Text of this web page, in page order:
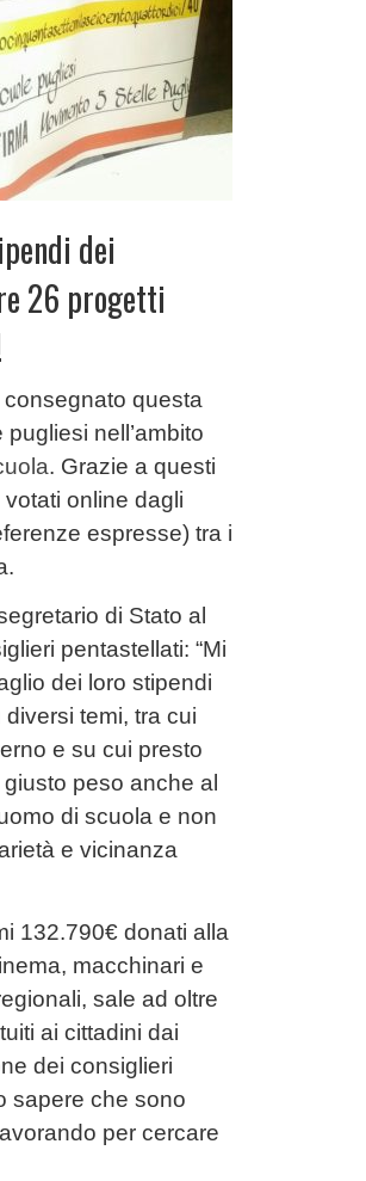
dei
26 progetti
questa
nell’ambito
. Grazie a questi
online dagli
espresse) tra i
di Stato al
pentastellati: “Mi
dei loro stipendi
temi, tra cui
e su cui presto
peso anche al
di scuola e non
e vicinanza
132.790€ donati alla
macchinari e
sale ad oltre
ai cittadini dai
dei consiglieri
sapere che sono
per cercare